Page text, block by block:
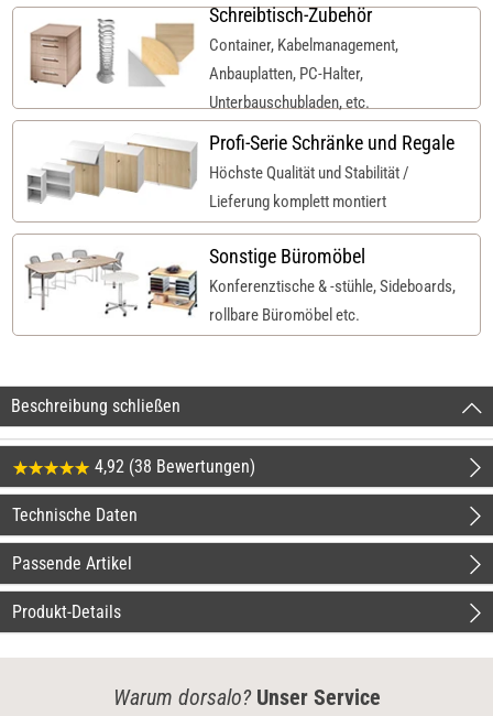
Schreibtisch-Zubehör
Container, Kabelmanagement,
Anbauplatten, PC-Halter,
Unterbauschubladen, etc.
Profi-Serie Schränke und Regale
Höchste Qualität und Stabilität /
Lieferung komplett montiert
Sonstige Büromöbel
Konferenztische & -stühle, Sideboards,
rollbare Büromöbel etc.
Beschreibung schließen
4,92 (38 Bewertungen)
Technische Daten
Passende Artikel
Produkt-Details
Warum dorsalo? Unser Service